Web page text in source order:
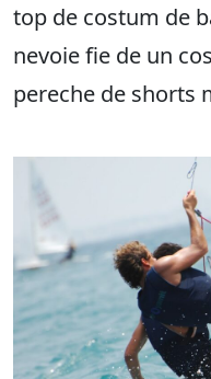
top de costum de
nevoie fie de un
pereche de shorts